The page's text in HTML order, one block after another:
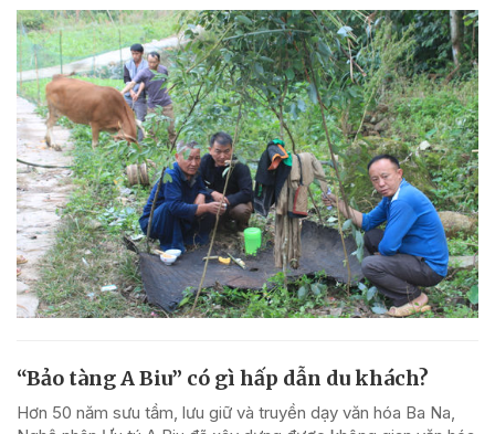
“Bảo tàng A Biu” có gì hấp dẫn du khách?
Hơn 50 năm sưu tầm, lưu giữ và truyền dạy văn hóa Ba Na,